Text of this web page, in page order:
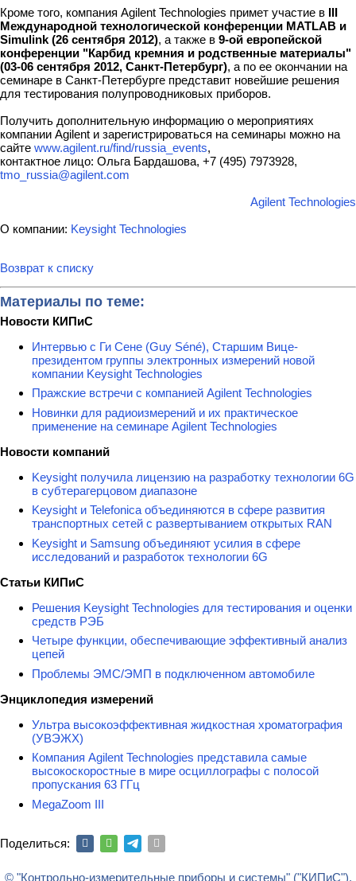
Кроме того, компания Agilent Technologies примет участие в III
Международной технологической конференции MATLAB и
Simulink (26 сентября 2012), а также в 9-ой европейской
конференции "Карбид кремния и родственные материалы"
(03-06 сентября 2012, Санкт-Петербург), а по ее окончании на
семинаре в Санкт-Петербурге представит новейшие решения
для тестирования полупроводниковых приборов.
Получить дополнительную информацию о мероприятиях
компании Agilent и зарегистрироваться на семинары можно на
сайте www.agilent.ru/find/russia_events,
контактное лицо: Ольга Бардашова, +7 (495) 7973928,
tmo_russia@agilent.com
Agilent Technologies
О компании: Keysight Technologies
Возврат к списку
Материалы по теме:
Новости КИПиС
Интервью с Ги Сене (Guy Séné), Старшим Вице-
президентом группы электронных измерений новой
компании Keysight Technologies
Пражские встречи с компанией Agilent Technologies
Новинки для радиоизмерений и их практическое
применение на семинаре Agilent Technologies
Новости компаний
Keysight получила лицензию на разработку технологии 6G
в субтерагерцовом диапазоне
Keysight и Telefonica объединяются в сфере развития
транспортных сетей с развертыванием открытых RAN
Keysight и Samsung объединяют усилия в сфере
исследований и разработок технологии 6G
Статьи КИПиС
Решения Keysight Technologies для тестирования и оценки
средств РЭБ
Четыре функции, обеспечивающие эффективный анализ
цепей
Проблемы ЭМС/ЭМП в подключенном автомобиле
Энциклопедия измерений
Ультра высокоэффективная жидкостная хроматография
(УВЭЖХ)
Компания Agilent Technologies представила самые
высокоскоростные в мире осциллографы с полосой
пропускания 63 ГГц
MegaZoom III
Поделиться:
© "Контрольно-измерительные приборы и системы" ("КИПиС"),